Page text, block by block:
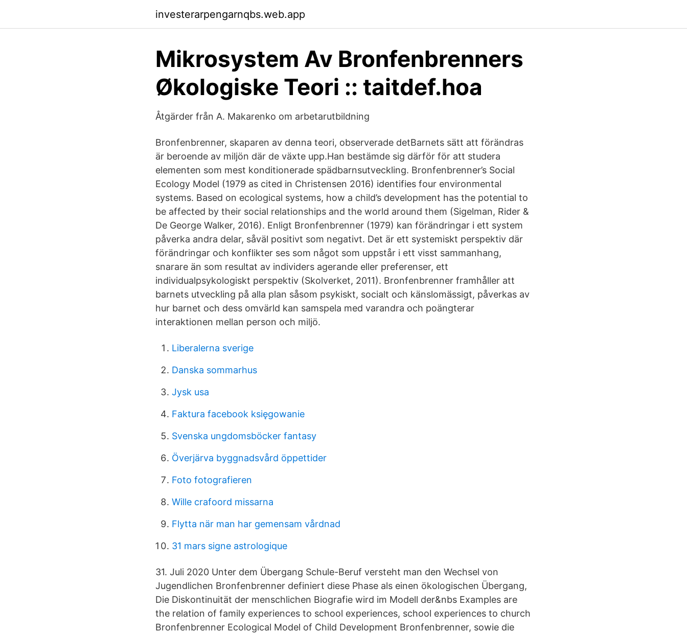
investerarpengarnqbs.web.app
Mikrosystem Av Bronfenbrenners
Økologiske Teori :: taitdef.hoa
Åtgärder från A. Makarenko om arbetarutbildning
Bronfenbrenner, skaparen av denna teori, observerade detBarnets sätt att förändras
är beroende av miljön där de växte upp.Han bestämde sig därför för att studera
elementen som mest konditionerade spädbarnsutveckling. Bronfenbrenner’s Social
Ecology Model (1979 as cited in Christensen 2016) identifies four environmental
systems. Based on ecological systems, how a child’s development has the potential to
be affected by their social relationships and the world around them (Sigelman, Rider &
De George Walker, 2016). Enligt Bronfenbrenner (1979) kan förändringar i ett system
påverka andra delar, såväl positivt som negativt. Det är ett systemiskt perspektiv där
förändringar och konflikter ses som något som uppstår i ett visst sammanhang,
snarare än som resultat av individers agerande eller preferenser, ett
individualpsykologiskt perspektiv (Skolverket, 2011). Bronfenbrenner framhåller att
barnets utveckling på alla plan såsom psykiskt, socialt och känslomässigt, påverkas av
hur barnet och dess omvärld kan samspela med varandra och poängterar
interaktionen mellan person och miljö.
Liberalerna sverige
Danska sommarhus
Jysk usa
Faktura facebook księgowanie
Svenska ungdomsböcker fantasy
Överjärva byggnadsvård öppettider
Foto fotografieren
Wille crafoord missarna
Flytta när man har gemensam vårdnad
31 mars signe astrologique
31. Juli 2020 Unter dem Übergang Schule-Beruf versteht man den Wechsel von
Jugendlichen Bronfenbrenner definiert diese Phase als einen ökologischen Übergang,
Die Diskontinuität der menschlichen Biografie wird im Modell der&nbs Examples are
the relation of family experiences to school experiences, school experiences to church
Bronfenbrenner Ecological Model of Child Development Bronfenbrenner, sowie die